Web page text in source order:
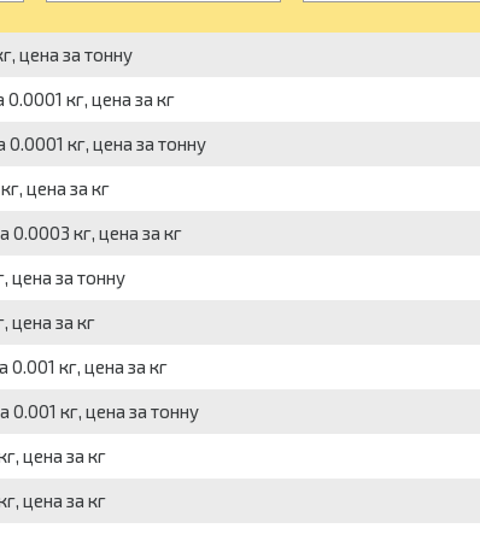
цена за тонну
кг, цена за кг
кг, цена за тонну
цена за кг
кг, цена за кг
цена за тонну
цена за кг
кг, цена за кг
кг, цена за тонну
цена за кг
цена за кг